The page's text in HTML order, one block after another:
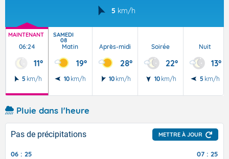
5 km/h
MAINTENANT
06:24
11°
5 km/h
SAMEDI
08
Matin
19°
10 km/h
Après-midi
28°
10 km/h
Soirée
22°
10 km/h
Nuit
13°
5 km/h
Pluie dans l'heure
Pas de précipitations METTRE À JOUR
06 : 25 07 : 25